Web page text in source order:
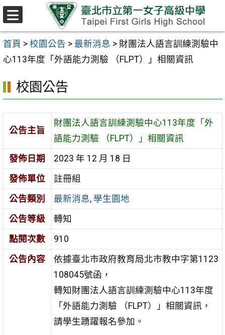
跳至主要內容區
首頁 > 校園公告 > 最新消息 > 財團法人語言訓練測驗中
心113年度「外語能力測驗 （FLPT）」相關資訊
校園公告
公告主旨
財團法人語言訓練測驗中心113年度「外
語能力測驗 （FLPT）」相關資訊
發佈日期
2023 年 12 月 18 日
發佈單位
註冊組
公告類別
最新消息, 學生園地
公告等級
轉知
點閱次數
910
公告內容
依據臺北市政府教育局北市教中字第1123
108045號函，
轉知財團法人語言訓練測驗中心113年度
「外語能力測驗 （FLPT）」相關資訊，
請學生踴躍報名參加。
選
單